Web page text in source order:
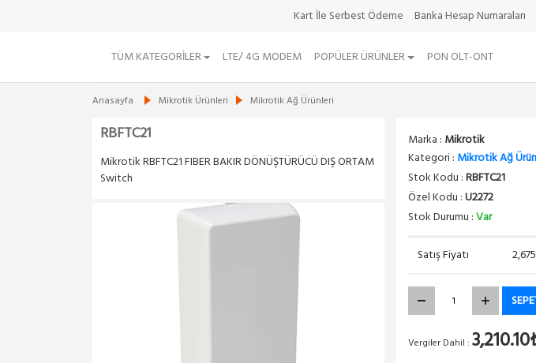
Kart İle Serbest Ödeme Banka Hesap Numaraları
TÜM KATEGORILER LTE/ 4G MODEM POPÜLER ÜRÜNLER PON OLT-ONT
Anasayfa Mikrotik Ürünleri Mikrotik Ağ Ürünleri
RBFTC21
Mikrotik RBFTC21 FIBER BAKIR DÖNÜŞTÜRÜCÜ DIŞ ORTAM
Switch
Marka : Mikrotik
Kategori : Mikrotik Ağ
Stok Kodu :RBFTC21
Özel Kodu :U2272
Stok Durumu :Var
Satış Fiyatı
Vergiler Dahil :